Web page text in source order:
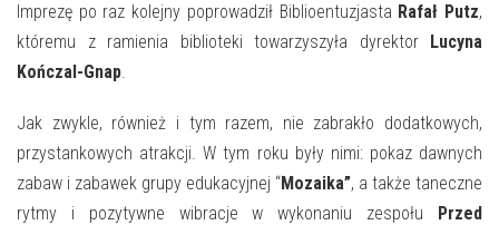
Imprezę po raz kolejny poprowadził Biblioentuzjasta Rafał Putz,
któremu z ramienia biblioteki towarzyszyła dyrektor Lucyna
Kończal-Gnap.
Jak zwykle, również i tym razem, nie zabrakło dodatkowych,
przystankowych atrakcji. W tym roku były nimi: pokaz dawnych
zabaw i zabawek grupy edukacyjnej “Mozaika”, a także taneczne
rytmy i pozytywne wibracje w wykonaniu zespołu Przed